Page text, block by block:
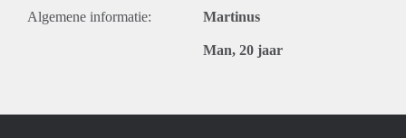
Algemene informatie: Martinus
Man, 20 jaar